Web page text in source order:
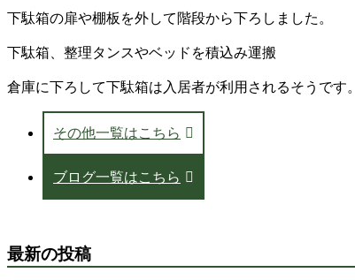
下駄箱の扉や棚板を外して階段から下ろしました。
下駄箱、整理タンスやベッドを積込み運搬
倉庫に下ろして下駄箱は入居者が利用されるそうです。
その他一覧はこちら
ブログ一覧はこちら
最新の投稿